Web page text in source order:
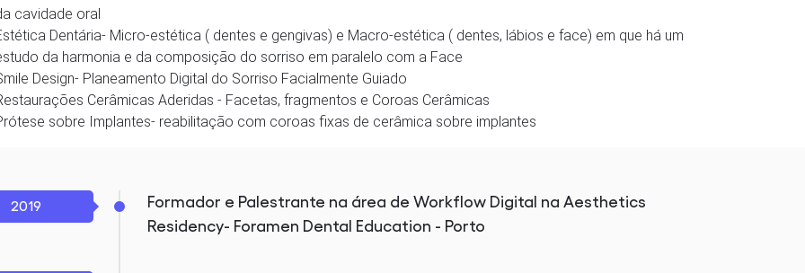
cavidade oral
Dentária- Micro-estética ( dentes e gengivas) e Macro-estética ( dentes, lábios e face) em que há um
da harmonia e da composição do sorriso em paralelo com a Face
Design- Planeamento Digital do Sorriso Facialmente Guiado
Cerâmicas Aderidas - Facetas, fragmentos e Coroas Cerâmicas
sobre Implantes- reabilitação com coroas fixas de cerâmica sobre implantes
2019
Formador e Palestrante na área de Workflow Digital na Aesthetics
Residency- Foramen Dental Education - Porto